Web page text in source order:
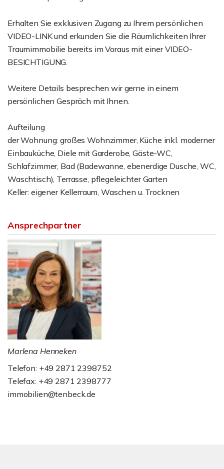
Erhalten Sie exklusiven Zugang zu Ihrem persönlichen
VIDEO-LINK und erkunden Sie die Räumlichkeiten Ihrer
Traumimmobilie bereits im Voraus mit einer VIDEO-
BESICHTIGUNG.
Weitere Details besprechen wir gerne in einem
persönlichen Gespräch mit Ihnen.
Aufteilung
der Wohnung: großes Wohnzimmer, Küche inkl. moderner
Einbauküche, Diele mit Garderobe, Gäste-WC,
Schlafzimmer, Bad (Badewanne, ebenerdige Dusche, WC,
Waschtisch), Terrasse, pflegeleichter Garten
Keller: eigener Kellerraum, Waschen u. Trocknen
Ansprechpartner
Marlena Henneken
Telefon: +49 2871 2398752
Telefax: +49 2871 2398777
immobilien@tenbeck.de